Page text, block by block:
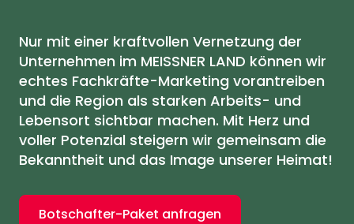
Nur mit einer kraftvollen Vernetzung der
Unternehmen im MEISSNER LAND können wir
echtes Fachkräfte-Marketing vorantreiben
und die Region als starken Arbeits- und
Lebensort sichtbar machen. Mit Herz und
voller Potenzial steigern wir gemeinsam die
Bekanntheit und das Image unserer Heimat!
Botschafter-Paket anfragen